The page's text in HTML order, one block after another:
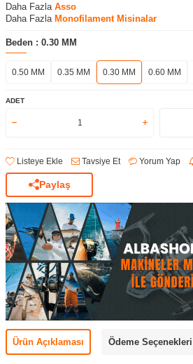
Daha Fazla Asso
Daha Fazla Monofilament Misinalar
Beden : 0.30 MM
0.50 MM 0.35 MM 0.30 MM 0.60 MM
ADET
Listeye Ekle Tavsiye Et Yorum Yap
Paylaş
Ürün Açıklaması Ödeme Seçenekleri